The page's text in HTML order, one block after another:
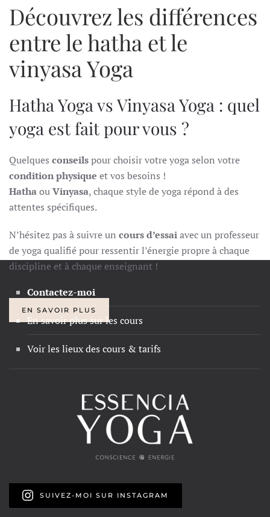
Découvrez les différences
entre le hatha et le
vinyasa Yoga
Hatha Yoga vs Vinyasa Yoga : quel
yoga est fait pour vous ?
Quelques conseilspour choisir votre yoga selon votre
condition physique et vos besoins !
HathaouVinyasa, chaque style de yoga répond à des
attentes spécifiques.
N’hésitez pas à suivre un cours d’essaiavec un professeur
de yoga qualifié pour ressentir l’énergie propre à chaque
discipline et à chaque enseignant !
EN SAVOIR PLUS
Contactez-moi
En savoir plus sur les cours
Voir les lieux des cours & tarifs
SUIVEZ-MOI SUR INSTAGRAM